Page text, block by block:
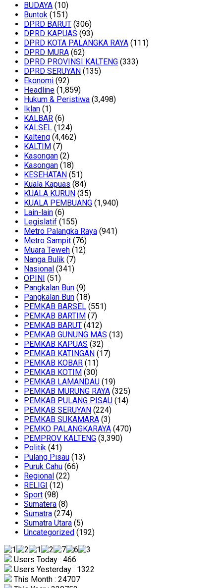
BUDAYA (10)
Buntok (151)
DPRD BARUT (306)
DPRD KAPUAS (93)
DPRD KOTA PALANGKA RAYA (111)
DPRD MURA (62)
DPRD PROVINSI KALTENG (333)
DPRD SERUYAN (135)
Ekonomi (92)
Headline (1,859)
Hukum & Peristiwa (3,498)
Iklan (1)
KALBAR (6)
KALSEL (124)
Kalteng (4,462)
KALTIM (7)
Kasongan (2)
Kasongan (18)
KESEHATAN (51)
Kuala Kapuas (84)
KUALA KURUN (35)
KUALA PEMBUANG (1,940)
Lain-lain (6)
Legislatif (155)
Metro Palangka Raya (941)
Metro Sampit (76)
Muara Teweh (12)
Nanga Bulik (7)
Nasional (341)
OPINI (51)
Pangkalan Bun (9)
Pangkalan Bun (18)
PEMKAB BARSEL (551)
PEMKAB BARTIM (7)
PEMKAB BARUT (412)
PEMKAB GUNUNG MAS (13)
PEMKAB KAPUAS (32)
PEMKAB KATINGAN (17)
PEMKAB KOBAR (11)
PEMKAB KOTIM (30)
PEMKAB LAMANDAU (19)
PEMKAB MURUNG RAYA (325)
PEMKAB PULANG PISAU (14)
PEMKAB SERUYAN (224)
PEMKAB SUKAMARA (3)
PEMKO PALANGKARAYA (470)
PEMPROV KALTENG (3,390)
Politik (41)
Pulang Pisau (13)
Puruk Cahu (66)
Regional (22)
RELIGI (12)
Sport (98)
Sumatera (8)
Sumatra (274)
Sumatra Utara (5)
Uncategorized (192)
Users Today : 466
Users Yesterday : 1322
This Month : 24707